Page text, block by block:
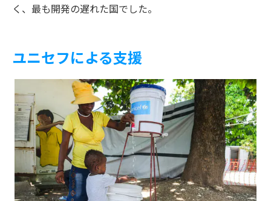
く、最も開発の遅れた国でした。
ユニセフによる支援